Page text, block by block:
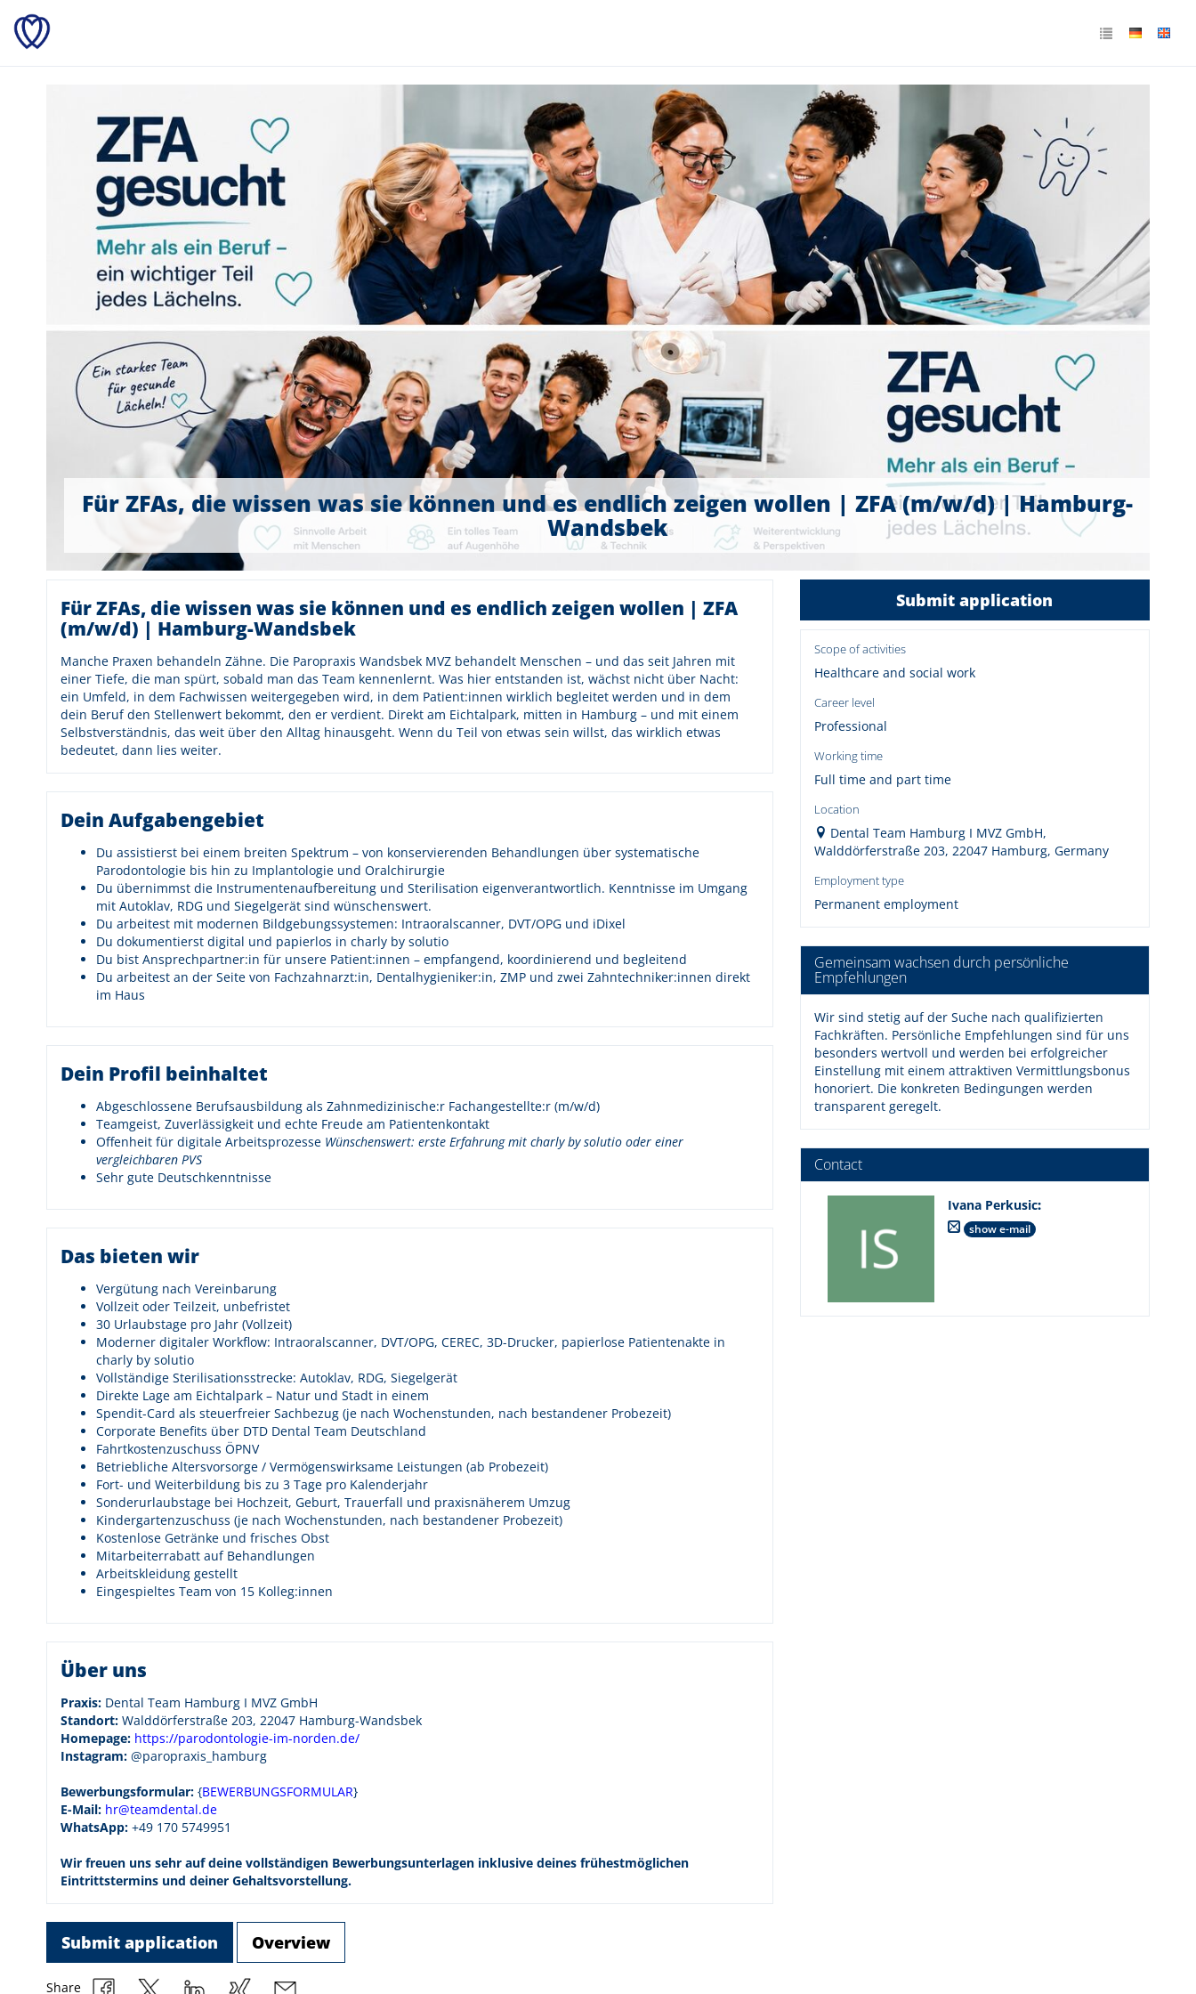
Für ZFAs, die wissen was sie können und es endlich zeigen wollen | ZFA (m/w/d) | Hamburg-
Wandsbek
Für ZFAs, die wissen was sie können und es endlich zeigen wollen | ZFA
(m/w/d) | Hamburg-Wandsbek
Manche Praxen behandeln Zähne. Die Paropraxis Wandsbek MVZ behandelt Menschen – und das seit Jahren mit
einer Tiefe, die man spürt, sobald man das Team kennenlernt. Was hier entstanden ist, wächst nicht über Nacht:
ein Umfeld, in dem Fachwissen weitergegeben wird, in dem Patient:innen wirklich begleitet werden und in dem
dein Beruf den Stellenwert bekommt, den er verdient. Direkt am Eichtalpark, mitten in Hamburg – und mit einem
Selbstverständnis, das weit über den Alltag hinausgeht. Wenn du Teil von etwas sein willst, das wirklich etwas
bedeutet, dann lies weiter.
Dein Aufgabengebiet
Du assistierst bei einem breiten Spektrum – von konservierenden Behandlungen über systematische
Parodontologie bis hin zu Implantologie und Oralchirurgie
Du übernimmst die Instrumentenaufbereitung und Sterilisation eigenverantwortlich. Kenntnisse im Umgang
mit Autoklav, RDG und Siegelgerät sind wünschenswert.
Du arbeitest mit modernen Bildgebungssystemen: Intraoralscanner, DVT/OPG und iDixel
Du dokumentierst digital und papierlos in charly by solutio
Du bist Ansprechpartner:in für unsere Patient:innen – empfangend, koordinierend und begleitend
Du arbeitest an der Seite von Fachzahnarzt:in, Dentalhygieniker:in, ZMP und zwei Zahntechniker:innen direkt
im Haus
Dein Profil beinhaltet
Abgeschlossene Berufsausbildung als Zahnmedizinische:r Fachangestellte:r (m/w/d)
Teamgeist, Zuverlässigkeit und echte Freude am Patientenkontakt
Offenheit für digitale Arbeitsprozesse Wünschenswert: erste Erfahrung mit charly by solutio oder einer
vergleichbaren PVS
Sehr gute Deutschkenntnisse
Das bieten wir
Vergütung nach Vereinbarung
Vollzeit oder Teilzeit, unbefristet
30 Urlaubstage pro Jahr (Vollzeit)
Moderner digitaler Workflow: Intraoralscanner, DVT/OPG, CEREC, 3D-Drucker, papierlose Patientenakte in
charly by solutio
Vollständige Sterilisationsstrecke: Autoklav, RDG, Siegelgerät
Direkte Lage am Eichtalpark – Natur und Stadt in einem
Spendit-Card als steuerfreier Sachbezug (je nach Wochenstunden, nach bestandener Probezeit)
Corporate Benefits über DTD Dental Team Deutschland
Fahrtkostenzuschuss ÖPNV
Betriebliche Altersvorsorge / Vermögenswirksame Leistungen (ab Probezeit)
Fort- und Weiterbildung bis zu 3 Tage pro Kalenderjahr
Sonderurlaubstage bei Hochzeit, Geburt, Trauerfall und praxisnäherem Umzug
Kindergartenzuschuss (je nach Wochenstunden, nach bestandener Probezeit)
Kostenlose Getränke und frisches Obst
Mitarbeiterrabatt auf Behandlungen
Arbeitskleidung gestellt
Eingespieltes Team von 15 Kolleg:innen
Über uns
Praxis: Dental Team Hamburg I MVZ GmbH
Standort: Walddörferstraße 203, 22047 Hamburg-Wandsbek
Homepage: https://parodontologie-im-norden.de/
Instagram: @paropraxis_hamburg
Bewerbungsformular: {BEWERBUNGSFORMULAR}
E-Mail: hr@teamdental.de
WhatsApp: +49 170 5749951
Wir freuen uns sehr auf deine vollständigen Bewerbungsunterlagen inklusive deines frühestmöglichen
Eintrittstermins und deiner Gehaltsvorstellung.
Submit application Overview
Share
Submit application
Scope of activities
Healthcare and social work
Career level
Professional
Working time
Full time and part time
Location
Dental Team Hamburg I MVZ GmbH,
Walddörferstraße 203, 22047 Hamburg, Germany
Employment type
Permanent employment
Gemeinsam wachsen durch persönliche
Empfehlungen
Wir sind stetig auf der Suche nach qualifizierten
Fachkräften. Persönliche Empfehlungen sind für uns
besonders wertvoll und werden bei erfolgreicher
Einstellung mit einem attraktiven Vermittlungsbonus
honoriert. Die konkreten Bedingungen werden
transparent geregelt.
Contact
Ivana Perkusic:
show e-mail